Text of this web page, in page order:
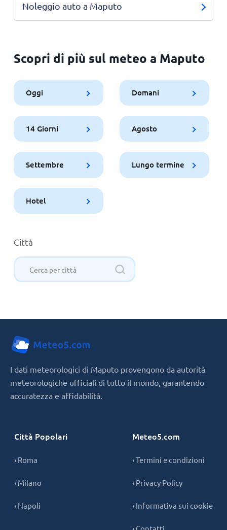
Noleggio auto a Maputo
Scopri di più sul meteo a Maputo
Oggi Domani
14 Giorni Agosto
Settembre Lungo termine
Hotel
Città
I dati meteorologici di Maputo provengono da autorità
meteorologiche ufficiali di tutto il mondo, garantendo
accuratezza e affidabilità.
Città Popolari
› Roma
› Milano
› Napoli
Meteo5.com
› Termini e condizioni
› Privacy Policy
› Informativa sui cookie